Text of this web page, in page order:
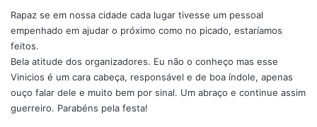
s
e
Rapaz se em nossa cidade cada lugar tivesse um pessoal
empenhado em ajudar o próximo como no picado, estaríamos
feitos.
Bela atitude dos organizadores. Eu não o conheço mas esse
Vinicios é um cara cabeça, responsável e de boa índole, apenas
ouço falar dele e muito bem por sinal. Um abraço e continue assim
guerreiro. Parabéns pela festa!